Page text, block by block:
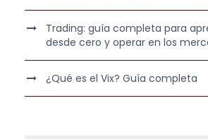
Trading: guía completa para
desde cero y operar en los
¿Qué es el Vix? Guía completa